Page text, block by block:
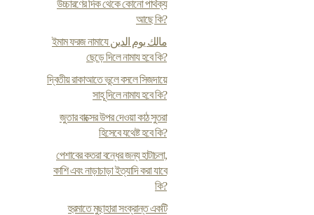
উচ্চারণের দিক থেকে কোনো পার্থক্য
আছে কি?
ইমাম ফরজ নামাযে مالك يوم الدين
ছেড়ে দিলে নামায হবে কি?
দ্বিতীয় রাকাআতে ভুলে বসলে সিজদায়ে
সাহূ দিলে নামায হবে কি?
জুতার বাক্সের উপর দেওয়া কাঠ সুতরা
হিসেবে যথেষ্ট হবে কি?
পেশাবের কতরা বন্ধের জন্য হাটাচলা,
কাশি এবং নাড়াচাড়া ইত্যাদি করা যাবে
কি?
হুরমাতে মুছাহারা সংক্রান্ত একটি